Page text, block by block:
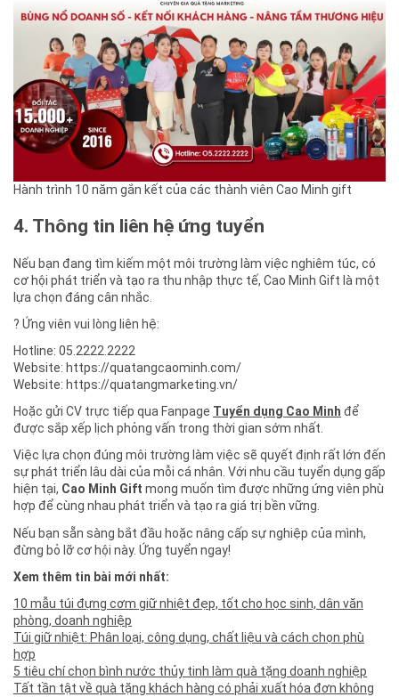
Hành trình 10 năm gắn kết của các thành viên Cao Minh gift
4. Thông tin liên hệ ứng tuyển
Nếu bạn đang tìm kiếm một môi trường làm việc nghiêm túc, có
cơ hội phát triển và tạo ra thu nhập thực tế, Cao Minh Gift là một
lựa chọn đáng cân nhắc.
? Ứng viên vui lòng liên hệ:
Hotline: 05.2222.2222
Website: https://quatangcaominh.com/
Website: https://quatangmarketing.vn/
Hoặc gửi CV trực tiếp qua Fanpage Tuyển dụng Cao Minh để
được sắp xếp lịch phỏng vấn trong thời gian sớm nhất.
Việc lựa chọn đúng môi trường làm việc sẽ quyết định rất lớn đến
sự phát triển lâu dài của mỗi cá nhân. Với nhu cầu tuyển dụng gấp
hiện tại, Cao Minh Gift mong muốn tìm được những ứng viên phù
hợp để cùng nhau phát triển và tạo ra giá trị bền vững.
Nếu bạn sẵn sàng bắt đầu hoặc nâng cấp sự nghiệp của mình,
đừng bỏ lỡ cơ hội này. Ứng tuyển ngay!
Xem thêm tin bài mới nhất:
10 mẫu túi đựng cơm giữ nhiệt đẹp, tốt cho học sinh, dân văn
phòng, doanh nghiệp
Túi giữ nhiệt: Phân loại, công dụng, chất liệu và cách chọn phù
hợp
5 tiêu chí chọn bình nước thủy tinh làm quà tặng doanh nghiệp
Tất tần tật về quà tặng khách hàng có phải xuất hóa đơn không